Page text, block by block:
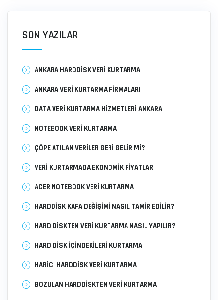
SON YAZILAR
ANKARA HARDDISK VERI KURTARMA
ANKARA VERI KURTARMA FIRMALARI
DATA VERI KURTARMA HIZMETLERI ANKARA
NOTEBOOK VERI KURTARMA
ÇÖPE ATILAN VERILER GERI GELIR MI?
VERI KURTARMADA EKONOMIK FIYATLAR
ACER NOTEBOOK VERI KURTARMA
HARDDISK KAFA DEĞIŞIMI NASIL TAMIR EDILIR?
HARD DISKTEN VERI KURTARMA NASIL YAPILIR?
HARD DISK İÇINDEKILERI KURTARMA
HARICI HARDDISK VERI KURTARMA
BOZULAN HARDDISKTEN VERI KURTARMA